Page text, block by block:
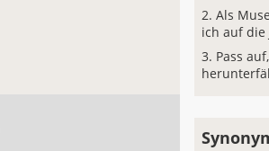
Als
ich auf die
Pass